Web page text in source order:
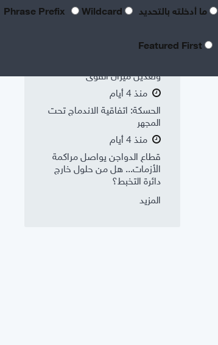
ما أدخلته بالتحديد
Wildcard
واقع الصناعة النسيجية
السورية: «عن جد نزعتا»
تنظيم العمال: ضرورة
وتعديل ميزان القوى
منذ 4 أيام
الحسكة: اتفاقية الاندماج تحت
المجهر
منذ 4 أيام
قطاع الدواجن يواصل مراكمة
الأزمات... هل من حلول خارج
دائرة التخبط؟
المزيد